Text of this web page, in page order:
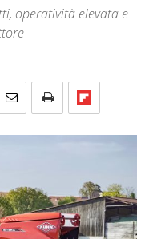
operatività elevata e